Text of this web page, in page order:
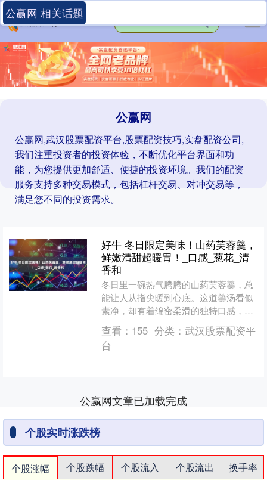
公赢网
公赢网,武汉股票配资平台,股票配资技巧,实盘配资公司,
我们注重投资者的投资体验，不断优化平台界面和功
能，为您提供更加舒适、便捷的投资环境。我们的配资
服务支持多种交易模式，包括杠杆交易、对冲交易等，
满足您不同的投资需求。
公赢网 相关话题
好牛 冬日限定美味！山药芙蓉羹，
鲜嫩清甜超暖胃！_口感_葱花_清
香和
冬日里一碗热气腾腾的山药芙蓉羹，总
能让人从指尖暖到心底。这道羹汤看似
素净，却有着绵密柔滑的独特口感，山
药的自然清甜与蛋花的鲜嫩相互交融，
既不会过分寡淡，也不会显....
查看： 155 分类： 武汉股票配资平
台
公赢网文章已加载完成
个股实时涨跌榜
个股涨幅 个股跌幅 个股流入 个股流出
换手率